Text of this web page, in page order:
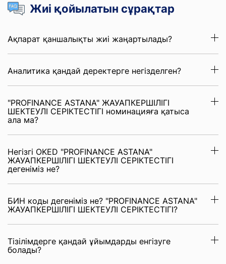
Жиі қойылатын сұрақтар
Ақпарат қаншалықты жиі жаңартылады?
Аналитика қандай деректерге негізделген?
"PROFINANCE ASTANA" ЖАУАПКЕРШІЛІГІ
ШЕКТЕУЛІ СЕРІКТЕСТІГІ номинацияға қатыса
ала ма?
Негізгі OKED "PROFINANCE ASTANA"
ЖАУАПКЕРШІЛІГІ ШЕКТЕУЛІ СЕРІКТЕСТІГІ
дегеніміз не?
БИН коды дегеніміз не? "PROFINANCE ASTANA"
ЖАУАПКЕРШІЛІГІ ШЕКТЕУЛІ СЕРІКТЕСТІГІ?
Тізілімдерге қандай ұйымдарды енгізуге
болады?